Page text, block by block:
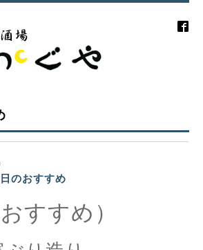
のおすすめ
すすめ）